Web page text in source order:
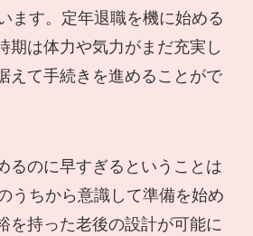
ます。定年退職を機に始める
期は体力や気力がまだ充実し
えて手続きを進めることがで
るのに早すぎるということは
うちから意識して準備を始め
を持った老後の設計が可能に